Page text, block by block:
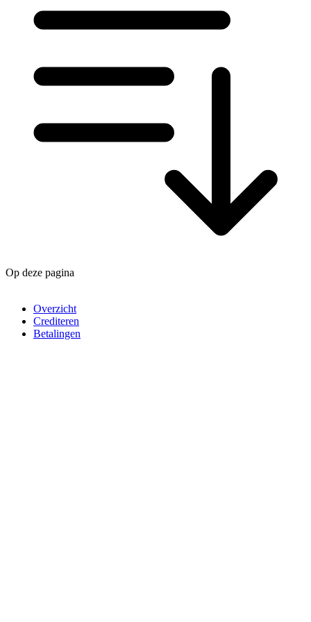
Op deze pagina
Overzicht
Crediteren
Betalingen